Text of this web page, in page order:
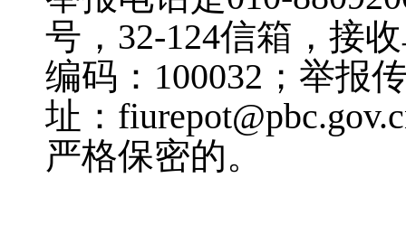
号，32-124信箱，接
编码：100032；举报
址：
严格保密的。